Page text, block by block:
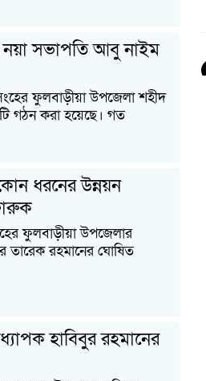
নয়া সভাপতি আবু নাইম
ফুলবাড়ীয়া উপজেলা শহীদ
গঠন করা হয়েছে। গত
ধরনের উন্নয়ন
ফুলবাড়ীয়া উপজেলার
তারেক রহমানের ঘোষিত
হাবিবুর রহমানের